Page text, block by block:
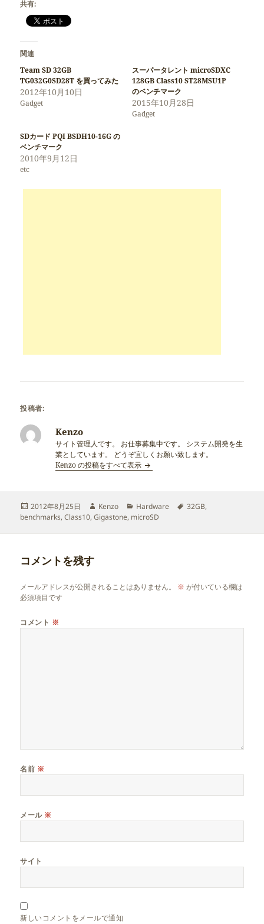
共有:
関連
Team SD 32GB
TG032G0SD28T を買ってみた
2012年10月10日
Gadget
スーパータレント microSDXC
128GB Class10 ST28MSU1P
のベンチマーク
2015年10月28日
Gadget
SDカード PQI BSDH10-16G の
ベンチマーク
2010年9月12日
etc
投稿者:
Kenzo
サイト管理人です。 お仕事募集中です。 システム開発を生
業としています。 どうぞ宜しくお願い致します。
Kenzo の投稿をすべて表示
投
稿
2012年8月25日
作
成
Kenzo
カ
テ
Hardware
タ
32GB,
benchmarks,Class10,Gigastone, microSD
コメントを残す
メールアドレスが公開されることはありません。 ※ が付いている欄は
必須項目です
コメント ※
名前 ※
メール ※
サイト
新しいコメントをメールで通知